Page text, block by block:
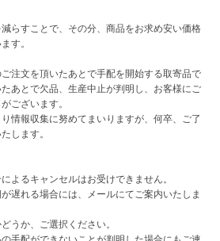
らすことで、その分、商品をお求め安い価格
す。
注文を頂いたあとで手配を開始する取寄品で
あとで欠品、生産中止が判明し、お客様にご
ございます。
情報収集に努めてまいりますが、何卒、ご了
します。
よるキャンセルはお受けできません。
遅れる場合には、メールにてご案内いたしま
うか、ご選択ください。